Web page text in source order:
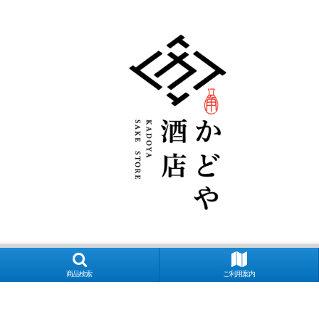
商品検索 ご利用案内